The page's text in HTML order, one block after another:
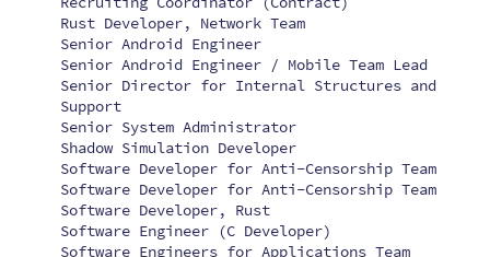
Rust Developer, Network Team
Senior Android Engineer
Senior Android Engineer / Mobile Team Lead
Senior Director for Internal Structures and
Support
Senior System Administrator
Shadow Simulation Developer
Software Developer for Anti-Censorship Team
Software Developer for Anti-Censorship Team
Software Developer, Rust
Software Engineer (C Developer)
Software Engineers for Applications Team